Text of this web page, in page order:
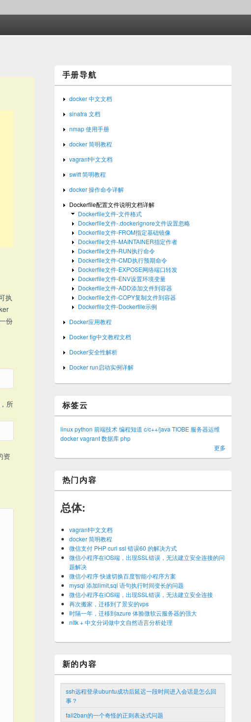
执
份
所
资
手册导航
docker 中文文档
sinatra 文档
nmap 使用手册
docker 简明教程
vagrant中文文档
swift 简明教程
docker 操作命令详解
Dockerfile配置文件说明文档详解
Dockerfile文件-文件格式
Dockerfile文件-.dockerignore文件设置忽略
Dockerfile文件-FROM指定基础镜像
Dockerfile文件-MAINTAINER指定作者
Dockerfile文件-RUN执行命令
Dockerfile文件-CMD执行预期命令
Dockerfile文件-EXPOSE网络端口转发
Dockerfile文件-ENV设置环境变量
Dockerfile文件-ADD添加文件到容器
Dockerfile文件-COPY复制文件到容器
Dockerfile文件-Dockerfile示例
Docker应用教程
Docker fig中文教程文档
Docker安全性解析
Docker run启动实例详解
标签云
linuxpython 前端技术编程知道 c/c++/java TIOBE 服务器运维
dockervagrant数据库php
更多
热门内容
总体:
vagrant中文文档
docker 简明教程
微信支付 PHP curl ssl 错误60 的解决方式
微信小程序在iOS端，出现SSL错误，无法建立安全连接的问
题解决
微信小程序 快速切换百度智能小程序方案
mysql 添加limit,sql 语句执行时间变长的问题
微信小程序在iOS端，出现SSL错误，无法建立安全连接
再次搬家，迁移到了景安的vps
时隔一年，迁移到azure 体验微软云服务器的强大
nltk + 中文分词做中文自然语言分析处理
新的内容
ssh远程登录ubuntu成功后延迟一段时间进入会话是怎么回
事？
fail2ban的一个奇怪的正则表达式问题